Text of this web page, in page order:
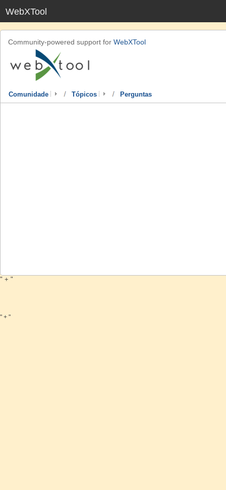
WebXTool
Community-powered support for WebXTool
Comunidade Tópicos Perguntas
" + "
" + "